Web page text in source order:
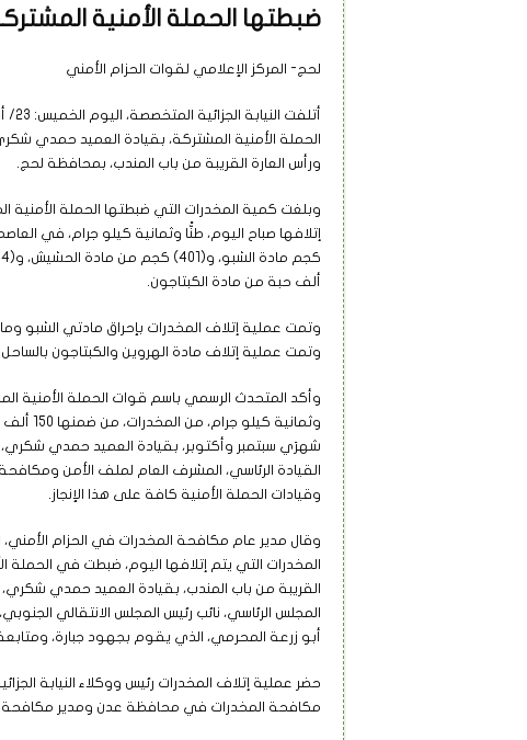
ضبطتها الحملة الأمنية
لحج- المركز الإعلامي لقوات الحزام الأمني
الحملة الأمنية المشتركة، بقيادة العميد حمدي
ورأس العارة القريبة من باب المندب، بمحافظة لحج.
وبلغت كمية المخدرات التي ضبطتها الحملة الأمنية
ألف حبة من مادة الكبتاجون.
وتمت عملية إتلاف المخدرات بإحراق مادتي الشبو
وتمت عملية إتلاف مادة الهروين والكبتاجون بالساحل
وأكد المتحدث الرسمي باسم قوات الحملة الأمنية
شهرَي سبتمبر وأكتوبر، بقيادة العميد حمدي شكري،
القيادة الرئاسي، المشرف العام لملف الأمن
وقيادات الحملة الأمنية كافة على هذا الإنجاز.
وقال مدير عام مكافحة المخدرات في الحزام
المخدرات التي يتم إتلافها اليوم، ضبطت في
القريبة من باب المندب، بقيادة العميد حمدي
المجلس الرئاسي، نائب رئيس المجلس الانتقالي
أبو زرعة المحرمي، الذي يقوم بجهود جبارة،
حضر عملية إتلاف المخدرات رئيس ووكلاء النيابة
مكافحة المخدرات في محافظة عدن ومدير